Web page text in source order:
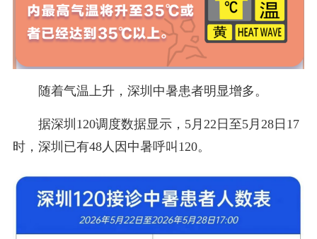
随着气温上升，深圳中暑患者明显增多。
据深圳120调度数据显示，5月22日至5月28日17
时，深圳已有48人因中暑呼叫120。